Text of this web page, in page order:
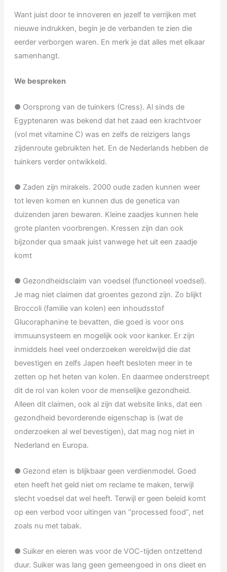
Want juist door te innoveren en jezelf te verrijken met
nieuwe indrukken, begin je de verbanden te zien die
eerder verborgen waren. En merk je dat alles met elkaar
samenhangt.
We bespreken
● Oorsprong van de tuinkers (Cress). Al sinds de
Egyptenaren was bekend dat het zaad een krachtvoer
(vol met vitamine C) was en zelfs de reizigers langs
zijdenroute gebruikten het. En de Nederlands hebben de
tuinkers verder ontwikkeld.
● Zaden zijn mirakels. 2000 oude zaden kunnen weer
tot leven komen en kunnen dus de genetica van
duizenden jaren bewaren. Kleine zaadjes kunnen hele
grote planten voorbrengen. Kressen zijn dan ook
bijzonder qua smaak juist vanwege het uit een zaadje
komt
● Gezondheidsclaim van voedsel (functioneel voedsel).
Je mag niet claimen dat groentes gezond zijn. Zo blijkt
Broccoli (familie van kolen) een inhoudsstof
Glucoraphanine te bevatten, die goed is voor ons
immuunsysteem en mogelijk ook voor kanker. Er zijn
inmiddels heel veel onderzoeken wereldwijd die dat
bevestigen en zelfs Japen heeft besloten meer in te
zetten op het heten van kolen. En daarmee onderstreept
dit de rol van kolen voor de menselijke gezondheid.
Alleen dit claimen, ook al zijn dat website links, dat een
gezondheid bevorderende eigenschap is (wat de
onderzoeken al wel bevestigen), dat mag nog niet in
Nederland en Europa.
● Gezond eten is blijkbaar geen verdienmodel. Goed
eten heeft het geld niet om reclame te maken, terwijl
slecht voedsel dat wel heeft. Terwijl er geen beleid komt
op een verbod voor uitingen van “processed food”, net
zoals nu met tabak.
● Suiker en eieren was voor de VOC-tijden ontzettend
duur. Suiker was lang geen gemeengoed in ons dieet en